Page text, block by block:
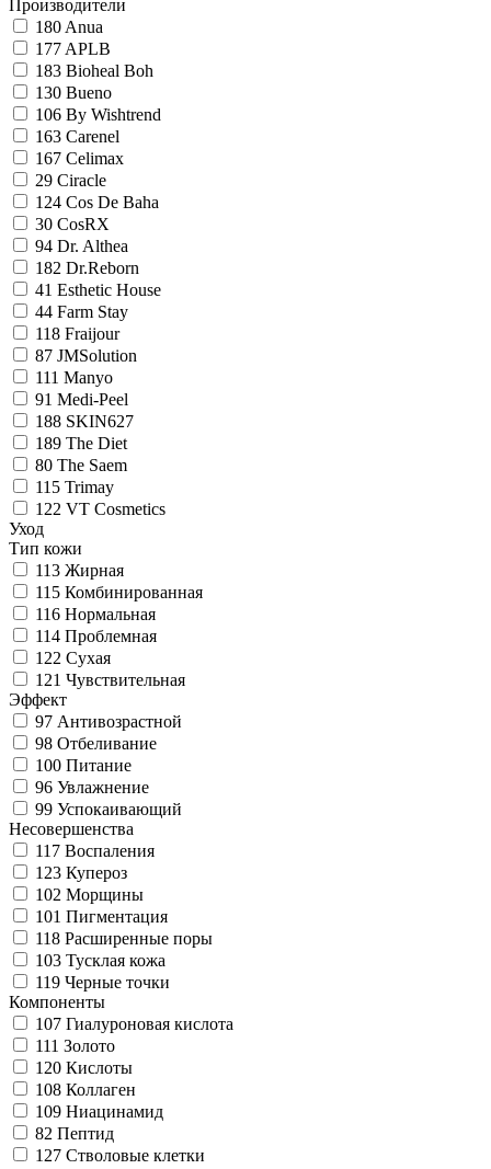
Производители
180 Anua
177 APLB
183 Bioheal Boh
130 Bueno
106 By Wishtrend
163 Carenel
167 Celimax
29 Ciracle
124 Cos De Baha
30 CosRX
94 Dr. Althea
182 Dr.Reborn
41 Esthetic House
44 Farm Stay
118 Fraijour
87 JMSolution
111 Manyo
91 Medi-Peel
188 SKIN627
189 The Diet
80 The Saem
115 Trimay
122 VT Cosmetics
Уход
Тип кожи
113 Жирная
115 Комбинированная
116 Нормальная
114 Проблемная
122 Сухая
121 Чувствительная
Эффект
97 Антивозрастной
98 Отбеливание
100 Питание
96 Увлажнение
99 Успокаивающий
Несовершенства
117 Воспаления
123 Купероз
102 Морщины
101 Пигментация
118 Расширенные поры
103 Тусклая кожа
119 Черные точки
Компоненты
107 Гиалуроновая кислота
111 Золото
120 Кислоты
108 Коллаген
109 Ниацинамид
82 Пептид
127 Стволовые клетки